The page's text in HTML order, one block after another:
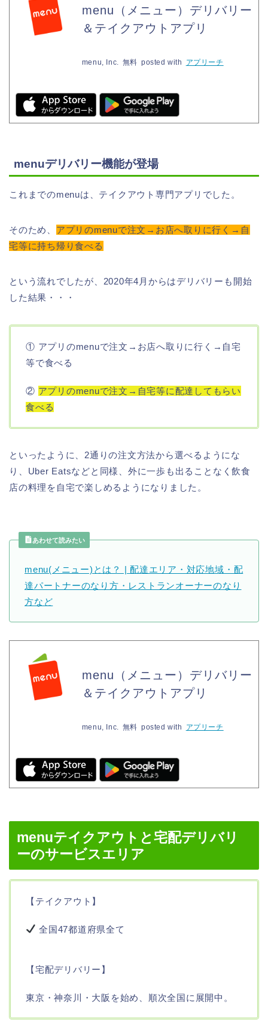
menu（メニュー）デリバリー
＆テイクアウトアプリ
menu, Inc. 無料 posted with アプリーチ
menuデリバリー機能が登場
これまでのmenuは、テイクアウト専門アプリでした。
そのため、 アプリのmenuで注文→お店へ取りに行く→自
宅等に持ち帰り食べる
という流れでしたが、2020年4月からはデリバリーも開始
した結果・・・
① アプリのmenuで注文→お店へ取りに行く→自宅
等で食べる
② アプリのmenuで注文→自宅等に配達してもらい
食べる
といったように、2通りの注文方法から選べるようにな
り、Uber Eatsなどと同様、外に一歩も出ることなく飲食
店の料理を自宅で楽しめるようになりました。
あわせて読みたい
menu(メニュー)とは？ | 配達エリア・対応地域・配
達パートナーのなり方・レストランオーナーのなり
方など
menu（メニュー）デリバリー
＆テイクアウトアプリ
menu, Inc. 無料 posted with アプリーチ
menuテイクアウトと宅配デリバリ
ーのサービスエリア
【テイクアウト】
全国47都道府県全て
【宅配デリバリー】
東京・神奈川・大阪を始め、順次全国に展開中。